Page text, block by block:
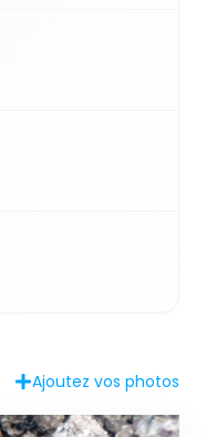
Ajoutez vos photos